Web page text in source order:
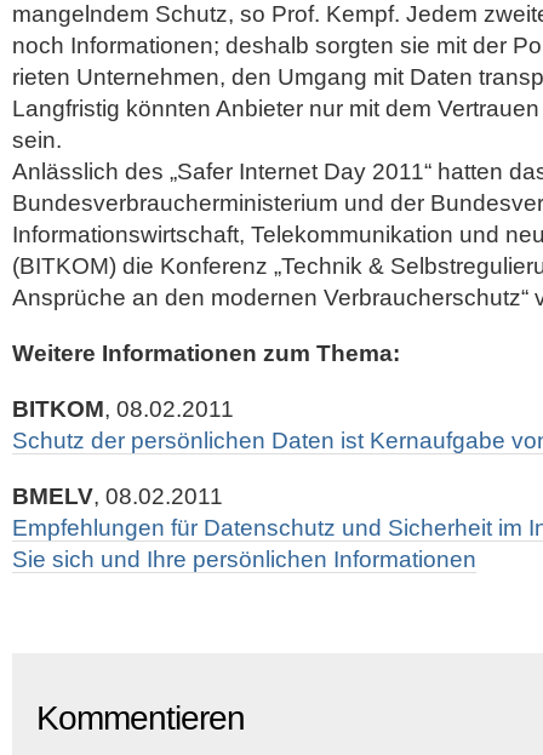
mangelndem Schutz, so Prof. Kempf. Jedem
noch Informationen; deshalb sorgten sie mit der
rieten Unternehmen, den Umgang mit Daten
Langfristig könnten Anbieter nur mit dem
sein.
Anlässlich des „Safer Internet Day 2011“ hatten
Bundesverbraucherministerium und der
Informationswirtschaft, Telekommunikation und
(BITKOM) die Konferenz „Technik &
Ansprüche an den modernen Verbraucherschutz“
Weitere Informationen zum Thema:
BITKOM, 08.02.2011
Schutz der persönlichen Daten ist Kernaufgabe
BMELV, 08.02.2011
Empfehlungen für Datenschutz und Sicherheit im
Sie sich und Ihre persönlichen Informationen
Kommentieren